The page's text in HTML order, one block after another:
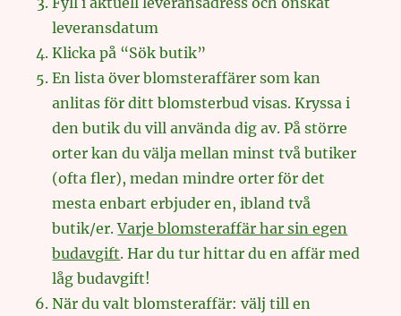
leveransdatum
Klicka på “Sök butik”
En lista över blomsteraffärer som kan
anlitas för ditt blomsterbud visas. Kryssa i
den butik du vill använda dig av. På större
orter kan du välja mellan minst två butiker
(ofta fler), medan mindre orter för det
mesta enbart erbjuder en, ibland två
butik/er.Varje blomsteraffär har sin egen
budavgift. Har du tur hittar du en affär med
låg budavgift!
När du valt blomsteraffär: välj till en